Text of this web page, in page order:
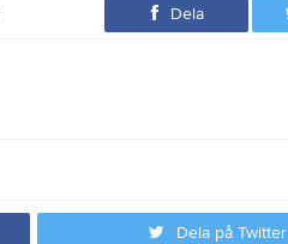
Dela
Dela på Twitter